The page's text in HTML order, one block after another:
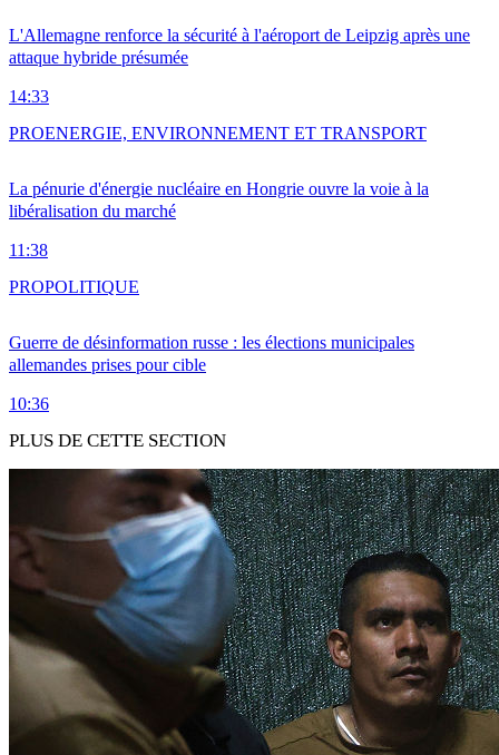
L'Allemagne renforce la sécurité à l'aéroport de Leipzig après une
attaque hybride présumée
14:33
La pénurie d'énergie nucléaire en Hongrie ouvre la voie à la
libéralisation du marché
11:38
PROENERGIE, ENVIRONNEMENT ET TRANSPORT
Guerre de désinformation russe : les élections municipales
allemandes prises pour cible
10:36
PROPOLITIQUE
PLUS DE CETTE SECTION